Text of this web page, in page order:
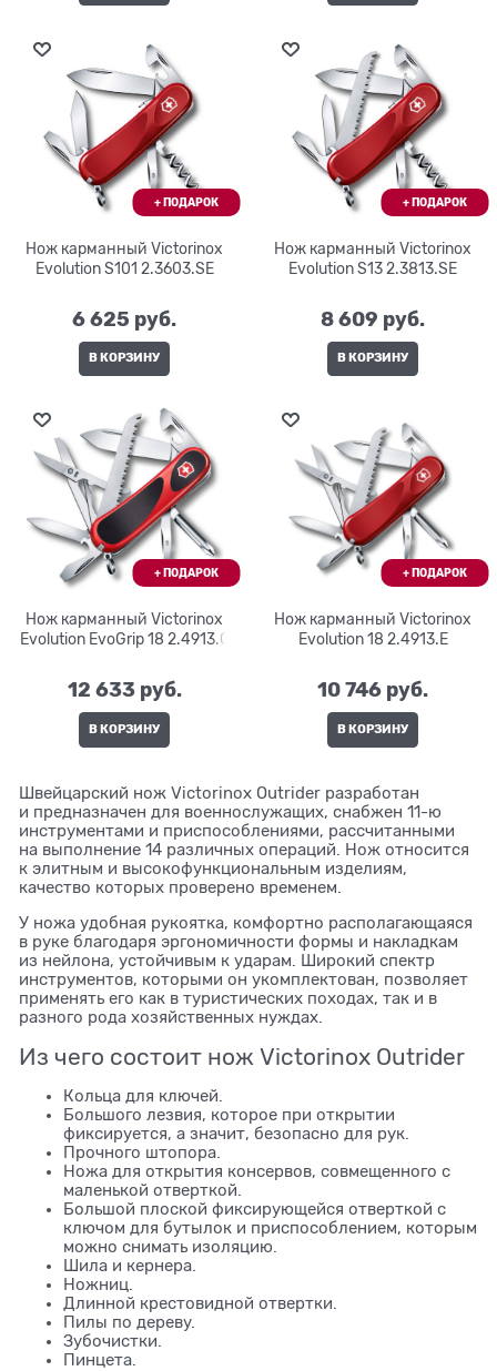
Нож карманный Victorinox
Evolution S101 2.3603.SE
6 625 руб.
В КОРЗИНУ
Нож карманный Victorinox
Evolution S13 2.3813.SE
8 609 руб.
В КОРЗИНУ
Нож карманный Victorinox
Evolution EvoGrip 18 2.4913.C
12 633 руб.
В КОРЗИНУ
Нож карманный Victorinox
Evolution 18 2.4913.E
10 746 руб.
В КОРЗИНУ
Швейцарский нож Victorinox Outrider разработан
и предназначен для военнослужащих, снабжен 11-ю
инструментами и приспособлениями, рассчитанными
на выполнение 14 различных операций. Нож относится
к элитным и высокофункциональным изделиям,
качество которых проверено временем.
У ножа удобная рукоятка, комфортно располагающаяся
в руке благодаря эргономичности формы и накладкам
из нейлона, устойчивым к ударам. Широкий спектр
инструментов, которыми он укомплектован, позволяет
применять его как в туристических походах, так и в
разного рода хозяйственных нуждах.
Из чего состоит нож Victorinox Outrider
Кольца для ключей.
Большого лезвия, которое при открытии
фиксируется, а значит, безопасно для рук.
Прочного штопора.
Ножа для открытия консервов, совмещенного с
маленькой отверткой.
Большой плоской фиксирующейся отверткой с
ключом для бутылок и приспособлением, которым
можно снимать изоляцию.
Шила и кернера.
Ножниц.
Длинной крестовидной отвертки.
Пилы по дереву.
Зубочистки.
Пинцета.